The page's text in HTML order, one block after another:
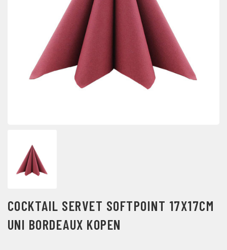
COCKTAIL SERVET SOFTPOINT 17X17CM
UNI BORDEAUX KOPEN